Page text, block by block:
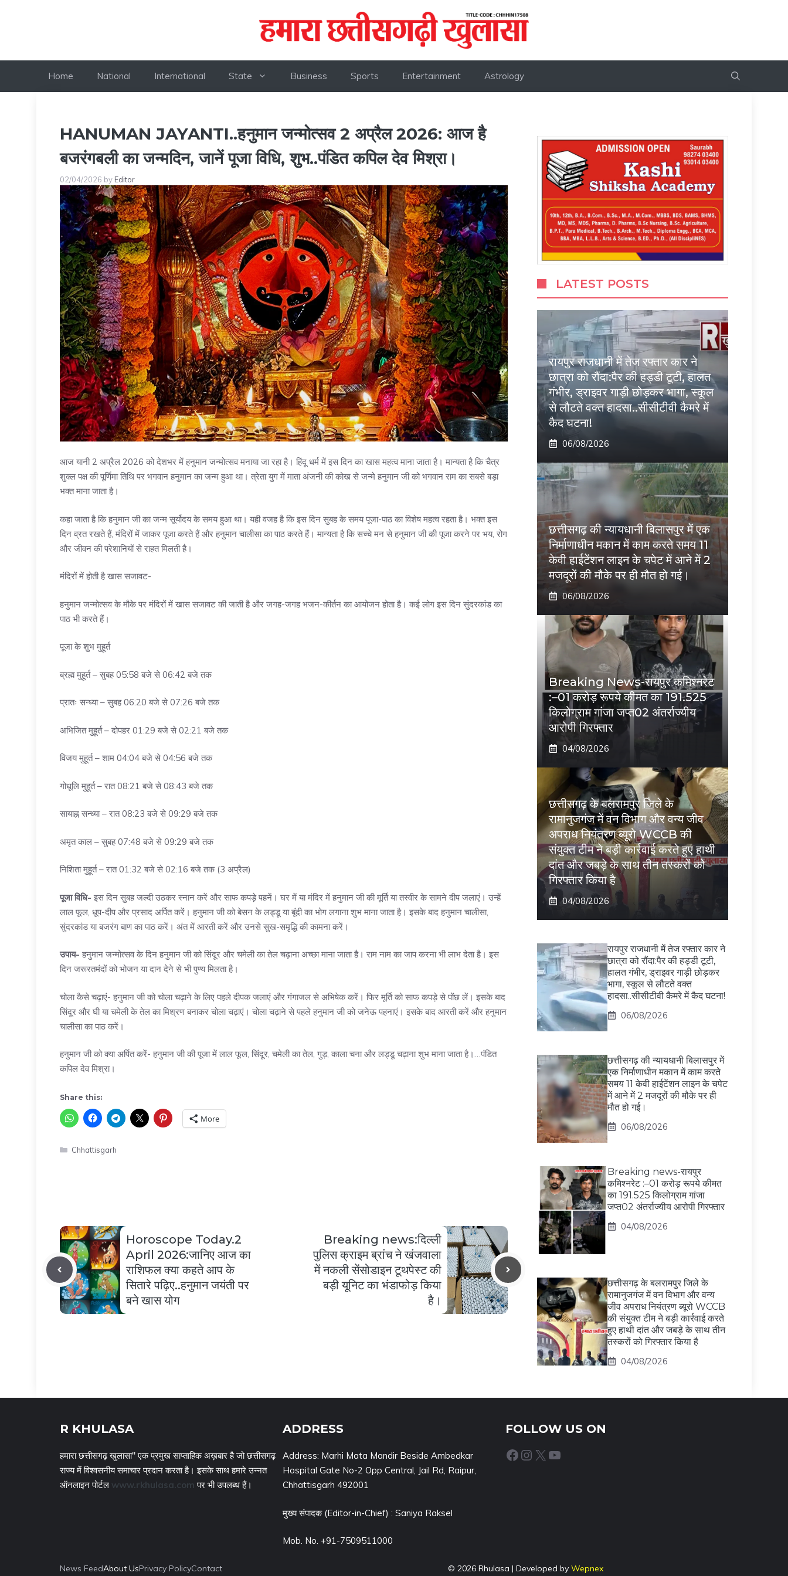
Home National International State Business Sports Entertainment Astrology
HANUMAN JAYANTI..हनुमान जन्मोत्सव 2 अप्रैल 2026: आज है
बजरंगबली का जन्मदिन, जानें पूजा विधि, शुभ..पंडित कपिल देव मिश्रा।
02/04/2026 by Editor
आज यानी 2 अप्रैल 2026 को देशभर में हनुमान जन्मोत्सव मनाया जा रहा है। हिंदू धर्म में इस दिन का खास महत्व माना जाता है। मान्यता है कि चैत्र
शुक्ल पक्ष की पूर्णिमा तिथि पर भगवान हनुमान का जन्म हुआ था। त्रेता युग में माता अंजनी की कोख से जन्मे हनुमान जी को भगवान राम का सबसे बड़ा
भक्त माना जाता है।
कहा जाता है कि हनुमान जी का जन्म सूर्योदय के समय हुआ था। यही वजह है कि इस दिन सुबह के समय पूजा-पाठ का विशेष महत्व रहता है। भक्त इस
दिन व्रत रखते हैं, मंदिरों में जाकर पूजा करते हैं और हनुमान चालीसा का पाठ करते हैं। मान्यता है कि सच्चे मन से हनुमान जी की पूजा करने पर भय, रोग
और जीवन की परेशानियों से राहत मिलती है।
मंदिरों में होती है खास सजावट-
हनुमान जन्मोत्सव के मौके पर मंदिरों में खास सजावट की जाती है और जगह-जगह भजन-कीर्तन का आयोजन होता है। कई लोग इस दिन सुंदरकांड का
पाठ भी करते हैं।
पूजा के शुभ मुहूर्त
ब्रह्म मुहूर्त – सुबह 05:58 बजे से 06:42 बजे तक
प्रातः सन्ध्या – सुबह 06:20 बजे से 07:26 बजे तक
अभिजित मुहूर्त – दोपहर 01:29 बजे से 02:21 बजे तक
विजय मुहूर्त – शाम 04:04 बजे से 04:56 बजे तक
गोधूलि मुहूर्त – रात 08:21 बजे से 08:43 बजे तक
सायाह्न सन्ध्या – रात 08:23 बजे से 09:29 बजे तक
अमृत काल – सुबह 07:48 बजे से 09:29 बजे तक
निशिता मुहूर्त – रात 01:32 बजे से 02:16 बजे तक (3 अप्रैल)
पूजा विधि- इस दिन सुबह जल्दी उठकर स्नान करें और साफ कपड़े पहनें। घर में या मंदिर में हनुमान जी की मूर्ति या तस्वीर के सामने दीप जलाएं। उन्हें
लाल फूल, धूप-दीप और प्रसाद अर्पित करें। हनुमान जी को बेसन के लड्डू या बूंदी का भोग लगाना शुभ माना जाता है। इसके बाद हनुमान चालीसा,
सुंदरकांड या बजरंग बाण का पाठ करें। अंत में आरती करें और उनसे सुख-समृद्धि की कामना करें।
उपाय- हनुमान जन्मोत्सव के दिन हनुमान जी को सिंदूर और चमेली का तेल चढ़ाना अच्छा माना जाता है। राम नाम का जाप करना भी लाभ देता है। इस
दिन जरूरतमंदों को भोजन या दान देने से भी पुण्य मिलता है।
चोला कैसे चढ़ाएं- हनुमान जी को चोला चढ़ाने के लिए पहले दीपक जलाएं और गंगाजल से अभिषेक करें। फिर मूर्ति को साफ कपड़े से पोंछ लें। इसके बाद
सिंदूर और घी या चमेली के तेल का मिश्रण बनाकर चोला चढ़ाएं। चोला चढ़ाने से पहले हनुमान जी को जनेऊ पहनाएं। इसके बाद आरती करें और हनुमान
चालीसा का पाठ करें।
हनुमान जी को क्या अर्पित करें- हनुमान जी की पूजा में लाल फूल, सिंदूर, चमेली का तेल, गुड़, काला चना और लड्डू चढ़ाना शुभ माना जाता है।…पंडित
कपिल देव मिश्रा।
Share this:
More
Categories
Chhattisgarh
Horoscope Today.2
April 2026:जानिए आज का
राशिफल क्या कहते आप के
सितारे पढ़िए..हनुमान जयंती पर
बने खास योग
Breaking news:दिल्ली
पुलिस क्राइम ब्रांच ने खंजवाला
में नकली सेंसोडाइन टूथपेस्ट की
बड़ी यूनिट का भंडाफोड़ किया
है।
LATEST POSTS
रायपुर राजधानी में तेज रफ्तार कार ने
छात्रा को रौंदा:पैर की हड्डी टूटी, हालत
गंभीर, ड्राइवर गाड़ी छोड़कर भागा, स्कूल
से लौटते वक्त हादसा..सीसीटीवी कैमरे में
कैद घटना!
06/08/2026
छत्तीसगढ़ की न्यायधानी बिलासपुर में एक
निर्माणाधीन मकान में काम करते समय 11
केवी हाईटेंशन लाइन के चपेट में आने में 2
मजदूरों की मौके पर ही मौत हो गई।
06/08/2026
Breaking News-रायपुर कमिश्नरेट
:–01 करोड़ रूपये कीमत का 191.525
किलोग्राम गांजा जप्त02 अंतर्राज्यीय
आरोपी गिरफ्तार
04/08/2026
छत्तीसगढ़ के बलरामपुर जिले के
रामानुजगंज में वन विभाग और वन्य जीव
अपराध नियंत्रण ब्यूरो WCCB की
संयुक्त टीम ने बड़ी कार्रवाई करते हुए हाथी
दांत और जबड़े के साथ तीन तस्करों को
गिरफ्तार किया है
04/08/2026
रायपुर राजधानी में तेज रफ्तार कार ने
छात्रा को रौंदा:पैर की हड्डी टूटी,
हालत गंभीर, ड्राइवर गाड़ी छोड़कर
भागा, स्कूल से लौटते वक्त
हादसा..सीसीटीवी कैमरे में कैद घटना!
06/08/2026
छत्तीसगढ़ की न्यायधानी बिलासपुर में
एक निर्माणाधीन मकान में काम करते
समय 11 केवी हाईटेंशन लाइन के चपेट
में आने में 2 मजदूरों की मौके पर ही
मौत हो गई।
06/08/2026
Breaking news-रायपुर
कमिश्नरेट :–01 करोड़ रूपये कीमत
का 191.525 किलोग्राम गांजा
जप्त02 अंतर्राज्यीय आरोपी गिरफ्तार
04/08/2026
छत्तीसगढ़ के बलरामपुर जिले के
रामानुजगंज में वन विभाग और वन्य
जीव अपराध नियंत्रण ब्यूरो WCCB
की संयुक्त टीम ने बड़ी कार्रवाई करते
हुए हाथी दांत और जबड़े के साथ तीन
तस्करों को गिरफ्तार किया है
04/08/2026
R KHULASA
हमारा छत्तीसगढ़ खुलासा" एक प्रमुख साप्ताहिक अख़बार है जो छत्तीसगढ़
राज्य में विश्वसनीय समाचार प्रदान करता है। इसके साथ हमारे उन्नत
ऑनलाइन पोर्टल www.rkhulasa.com पर भी उपलब्ध हैं।
ADDRESS
Address: Marhi Mata Mandir Beside Ambedkar
Hospital Gate No-2 Opp Central, Jail Rd, Raipur,
Chhattisgarh 492001
मुख्य संपादक (Editor-in-Chief) : Saniya Raksel
Mob. No. +91-7509511000
FOLLOW US ON
Facebook Instagram X YouTube
News FeedAbout UsPrivacy PolicyContact © 2026 Rhulasa | Developed by Wepnex